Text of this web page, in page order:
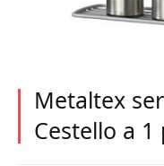
Metaltex
Cestello a 1